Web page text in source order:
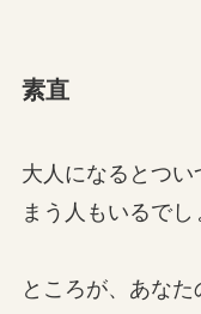
素直
大人になるとつ
まう人もいるでし
ところが、あな